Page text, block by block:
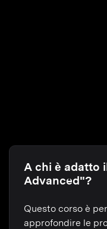
A chi è adatto
Advanced"?
Questo corso è
approfondire le